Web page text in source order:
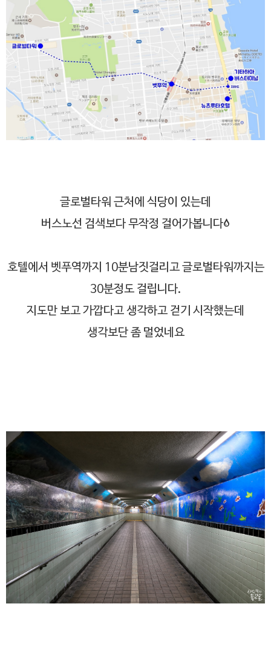
글로벌타워 근처에 식당이 있는데
버스노선 검색보다 무작정 걸어가봅니다;
호텔에서 벳푸역까지 10분남짓걸리고 글로벌타워까지는
30분정도 걸립니다.
지도만 보고 가깝다고 생각하고 걷기 시작했는데
생각보단 좀 멀었네요